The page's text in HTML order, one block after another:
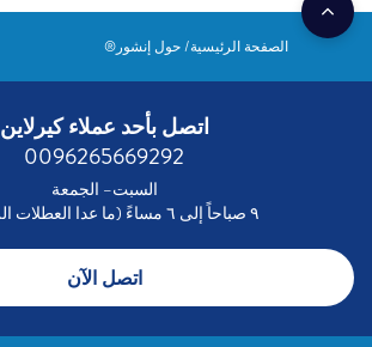
الصفحة الرئيسية حول إنشور®
اتصل بأحد عملاء كيرلاين
0096265669292
السبت– الجمعة
٩ صباحاً إلى ٦ مساءً (ما عدا العطلات الرسمية)
اتصل الآن